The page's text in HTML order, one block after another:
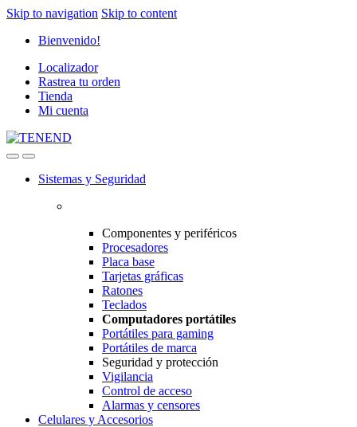
Skip to navigation Skip to content
Bienvenido!
Localizador
Rastrea tu orden
Tienda
Mi cuenta
Sistemas y Seguridad
Componentes y periféricos
Procesadores
Placa base
Tarjetas gráficas
Ratones
Teclados
Computadores portátiles
Portátiles para gaming
Portátiles de marca
Seguridad y protección
Vigilancia
Control de acceso
Alarmas y censores
Celulares y Accesorios